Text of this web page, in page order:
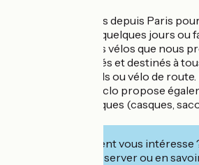
6clo loue des vélos depuis Paris
souhaitent partir quelques jours ou
voyages à vélo. Les vélos que nous
location sont variés et destinés à
électriques, gravels ou vélo de
location de vélo, 6clo propose
accessoires pratiques (casques,
Cet établissement vous intéresse
leur site pour réserver ou en